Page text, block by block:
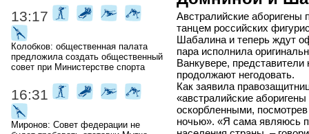
Австралийские аборигены
танцем российских
Шабалина и теперь ждут
пара исполнила
Ванкувере, представители
продолжают негодовать.
Как заявила
«австралийские
оскорбленными,
ночью». «Я сама являюсь
13:17
Колобков: общественная палата
предложила создать общественный
совет при Министерстве спорта
16:31
Миронов: Совет федерации не